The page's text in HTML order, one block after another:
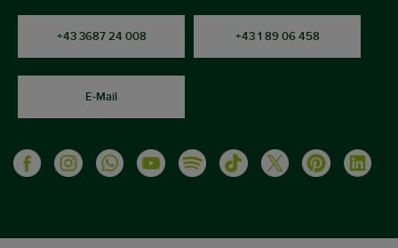
+43 3687 24 008 +43 1 89 06 458
E-Mail